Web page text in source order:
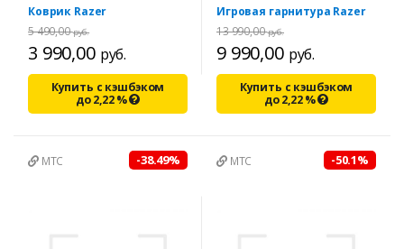
Коврик Razer
3 990,00 руб.
5 490,00руб.
Купить с кэшбэком
до2,22%
Игровая гарнитура Razer
9 990,00 руб.
13 990,00руб.
Купить с кэшбэком
до2,22%
МТС -38.49% МТС -50.1%